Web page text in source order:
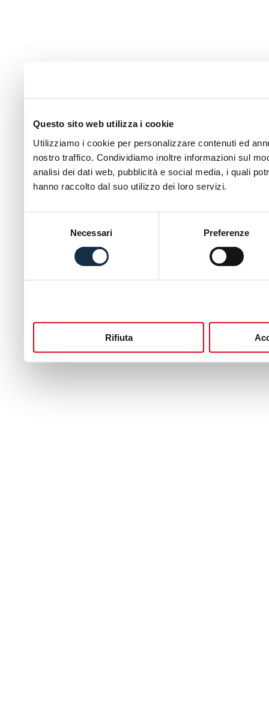
Questo sito web utilizza i cookie
Utilizziamo i cookie per personalizzare contenuti ed
nostro traffico. Condividiamo inoltre informazioni sul
analisi dei dati web, pubblicità e social media, i quali
hanno raccolto dal suo utilizzo dei loro servizi.
Necessari Preferenze
Rifiuta